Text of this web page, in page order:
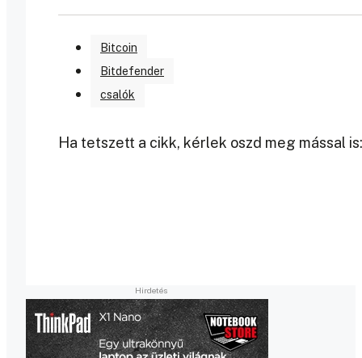
Bitcoin
Bitdefender
csalók
Ha tetszett a cikk, kérlek oszd meg mással is: